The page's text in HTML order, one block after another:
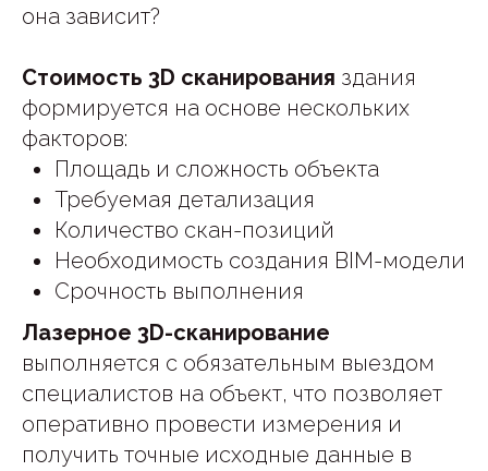
она зависит?
Стоимость 3D сканирования здания
формируется на основе нескольких
факторов:
Площадь и сложность объекта
Требуемая детализация
Количество скан-позиций
Необходимость создания BIM-модели
Срочность выполнения
Лазерное 3D-сканирование
выполняется с обязательным выездом
специалистов на объект, что позволяет
оперативно провести измерения и
получить точные исходные данные в